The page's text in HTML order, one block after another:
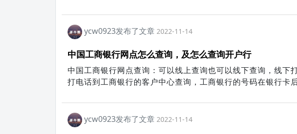
定。
ycw0923发布了文章 2022-11-14
中国工商银行网点怎么查询，及怎么查询开户行
中国工商银行网点查询：可以线上查询也可以线下查询，线下
打电话到工商银行的客户中心查询，工商银行的号码在银行卡
的银行卡开户点就可以了。
ycw0923发布了文章 2022-11-14